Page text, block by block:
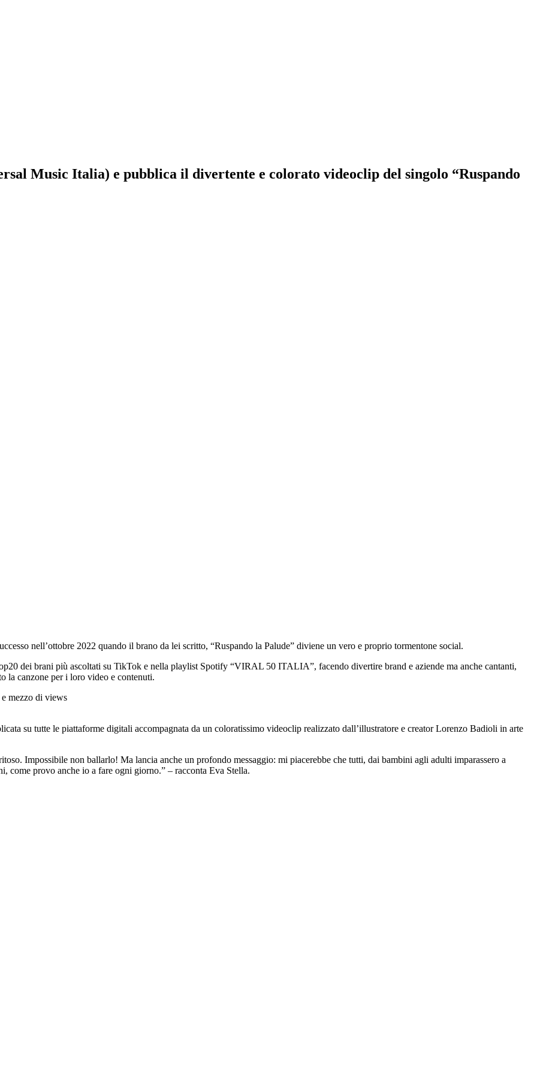
Music Italia) e pubblica il divertente e colorato videoclip del singolo “Ruspando
nell’ottobre 2022 quando il brano da lei scritto, “Ruspando la Palude” diviene un vero e proprio tormentone social.
dei brani più ascoltati su TikTok e nella playlist Spotify “VIRAL 50 ITALIA”, facendo divertire brand e aziende ma anche cantanti,
la canzone per i loro video e contenuti.
mezzo di views
su tutte le piattaforme digitali accompagnata da un coloratissimo videoclip realizzato dall’illustratore e creator Lorenzo Badioli in arte
Impossibile non ballarlo! Ma lancia anche un profondo messaggio: mi piacerebbe che tutti, dai bambini agli adulti imparassero a
come provo anche io a fare ogni giorno.” – racconta Eva Stella.